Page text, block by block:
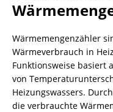
Wärmemengenzähler
Wärmeverbrauch in
Funktionsweise basiert
von
Heizungswassers.
die verbrauchte